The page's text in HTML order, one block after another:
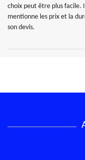
choix peut être plus facile.
mentionne les prix et la
son devis.